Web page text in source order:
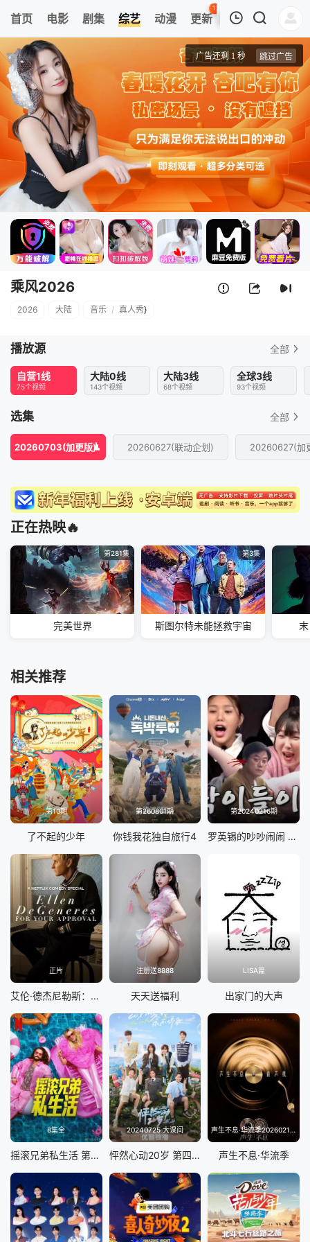
首页 电影 剧集 综艺 动漫 更新
121
热榜 APP
20260703(加更版)
清空
乘风2026
2026 大陆 音乐 / 真人秀}
播放源 全部
自营1线
75个视频
大陆0线
143个视频
大陆3线
68个视频
全球3线
93个视频
选集 全部
20260703(加更版) 20260627(联动企划) 20260627(加
正在热映🔥
第281集
完美世界
第3集
斯图尔特未能拯救宇宙
相关推荐
第10期
了不起的少年
第260801期
你钱我花独自旅行4
第20240216期
罗英锡的吵吵闹闹 蹦蹦地球游戏厅篇
正片
艾伦·德杰尼勒斯：请你许可
注册送8888
天天送福利
LISA篇
出家门的大声
8集全
摇滚兄弟私生活 第二季
20240725 大课间
怦然心动20岁 第四季
声生不息·华流季20260214(典藏版)
声生不息·华流季